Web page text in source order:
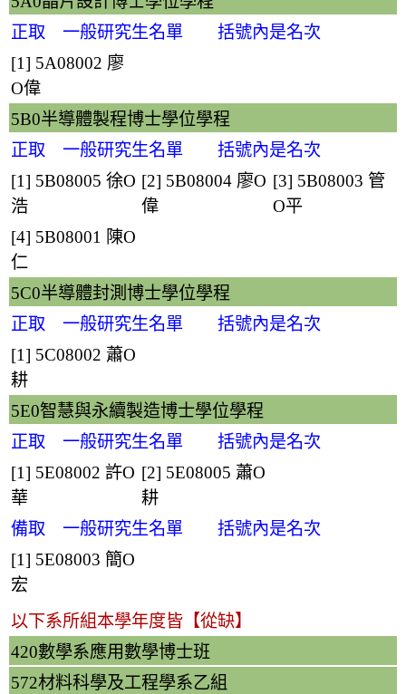
正取 一般研究生名單 括號內是名次
[1] 5A08002 廖
O偉
5B0半導體製程博士學位學程
正取 一般研究生名單 括號內是名次
[1] 5B08005 徐O
浩
[2] 5B08004 廖O
偉
[3] 5B08003 管
O平
[4] 5B08001 陳O
仁
5C0半導體封測博士學位學程
正取 一般研究生名單 括號內是名次
[1] 5C08002 蕭O
耕
5E0智慧與永續製造博士學位學程
正取 一般研究生名單 括號內是名次
[1] 5E08002 許O
華
[2] 5E08005 蕭O
耕
備取 一般研究生名單 括號內是名次
[1] 5E08003 簡O
宏
以下系所組本學年度皆【從缺】
420數學系應用數學博士班
572材料科學及工程學系乙組